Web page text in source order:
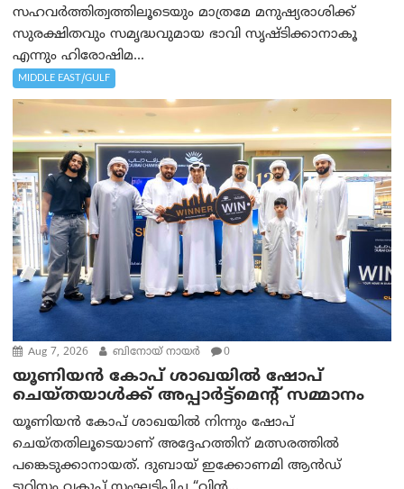
സഹവര്‍ത്തിത്വത്തിലൂടെയും മാത്രമേ മനുഷ്യരാശിക്ക്
സുരക്ഷിതവും സമൃദ്ധവുമായ ഭാവി സൃഷ്ടിക്കാനാകൂ
എന്നും ഹിരോഷിമ...
MIDDLE EAST/GULF
Aug 7, 2026 ബിനോയ് നായര്‍ 0
യൂണിയൻ കോപ് ശാഖയിൽ ഷോപ്
ചെയ്തയാൾക്ക് അപ്പാർട്ട്മെന്റ് സമ്മാനം
യൂണിയൻ കോപ് ശാഖയിൽ നിന്നും ഷോപ്
ചെയ്തതിലൂടെയാണ് അദ്ദേഹത്തിന് മത്സരത്തിൽ
പങ്കെടുക്കാനായത്. ദുബായ് ഇക്കോണമി ആൻഡ്